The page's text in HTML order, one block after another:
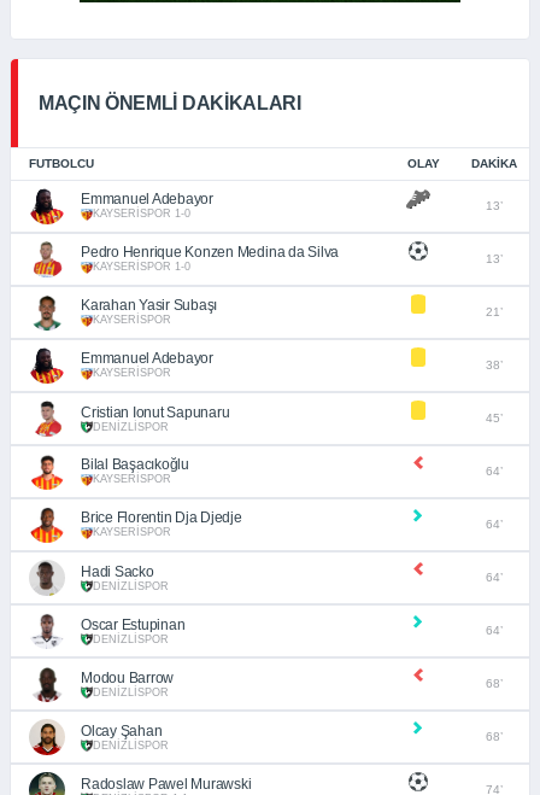
MAÇIN ÖNEMLİ DAKİKALARI
FUTBOLCU OLAY DAKIKA
Emmanuel Adebayor
KAYSERİSPOR 1-0
13’
Pedro Henrique Konzen Medina da Silva
KAYSERİSPOR 1-0
13’
Karahan Yasir Subaşı
KAYSERİSPOR
21’
Emmanuel Adebayor
KAYSERİSPOR
38’
Cristian Ionut Sapunaru
DENİZLİSPOR
45’
Bilal Başacıkoğlu
KAYSERİSPOR
64’
Brice Florentin Dja Djedje
KAYSERİSPOR
64’
Hadi Sacko
DENİZLİSPOR
64’
Oscar Estupinan
DENİZLİSPOR
64’
Modou Barrow
DENİZLİSPOR
68’
Olcay Şahan
DENİZLİSPOR
68’
Radoslaw Pawel Murawski 74’